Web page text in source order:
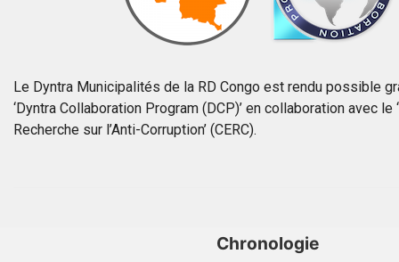
Le Dyntra Municipalités de la RD Congo est rendu possible
‘Dyntra Collaboration Program (DCP)’ en collaboration avec le
Recherche sur l’Anti-Corruption’ (CERC).
Chronologie